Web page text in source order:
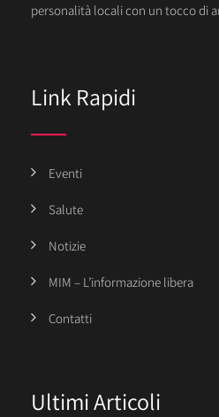
personalità locali con un tocco di
Link Rapidi
Eventi
Salute
Notizie
MIM – L’informazione libera
Contatti
Ultimi Articoli